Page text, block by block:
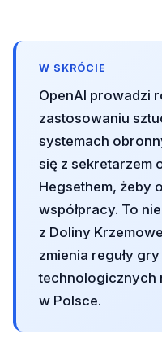
W SKRÓCIE
OpenAI prowadzi
zastosowaniu
systemach
się z sekretarzem
Hegsethem, żeby
współpracy. To
z Doliny
zmienia reguły
technologicznych
w Polsce.